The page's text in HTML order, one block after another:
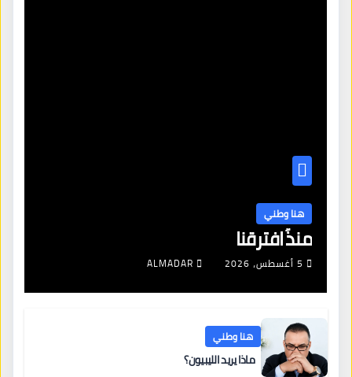
هنا وطني
منذُ افترقنا
5 أغسطس، 2026 ALMADAR
هنا وطني
ماذا يريد الليبيون؟